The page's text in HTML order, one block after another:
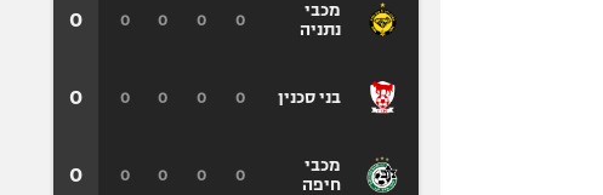
מכבי
נתניה
בני סכנין
מכבי
חיפה
0
0
0
0
0
0
0
0
0
0
0
0
0
0
0